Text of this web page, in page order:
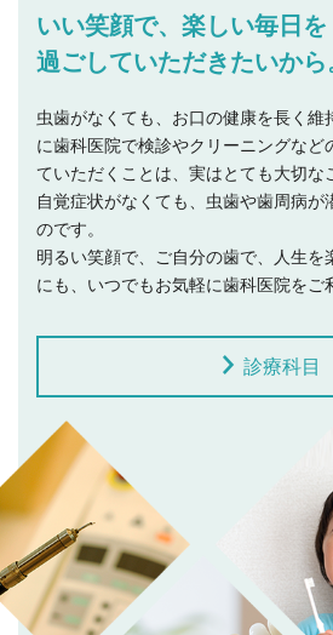
いい笑顔で、楽しい毎日を
過ごしていただきたいから
虫歯がなくても、お口の健康を長く維
に歯科医院で検診やクリーニングなど
ていただくことは、実はとても大切な
自覚症状がなくても、虫歯や歯周病が
のです。
明るい笑顔で、ご自分の歯で、人生を
にも、いつでもお気軽に歯科医院をご
診療科目